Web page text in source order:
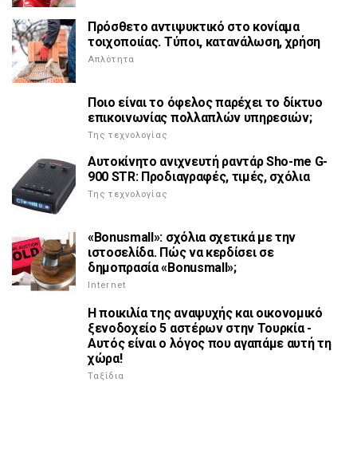
Πρόσθετο αντιψυκτικό στο κονίαμα
τοιχοποιίας. Τύποι, κατανάλωση, χρήση
Απλότητα
Ποιο είναι το όφελος παρέχει το δίκτυο
επικοινωνίας πολλαπλών υπηρεσιών;
Της τεχνολογίας
Αυτοκίνητο ανιχνευτή ραντάρ Sho-me G-
900 STR: Προδιαγραφές, τιμές, σχόλια
Της τεχνολογίας
«Bonusmall»: σχόλια σχετικά με την
ιστοσελίδα. Πώς να κερδίσει σε
δημοπρασία «Bonusmall»;
Internet
Η ποικιλία της αναψυχής και οικονομικό
ξενοδοχείο 5 αστέρων στην Τουρκία -
Αυτός είναι ο λόγος που αγαπάμε αυτή τη
χώρα!
Ταξίδια